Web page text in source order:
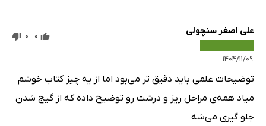
12-1- مفهوم پخش بار بهینه.
12-2- بارگذاری شبکه در نرم‌افزار.
فصل سیزدهم: قابلیت اطمینان
13-1- مفهوم قابلیت اطمینان 13-1-1- ارزیابی کفایت سیستم و
ارزیابی امنیت سیستم.
علی اصغر سنچولی
۱۴۰۴/۱۱/۰۹
0
0
توضیحات علمی باید دقیق تر می‌بود اما از یه چیز کتاب خوشم
میاد همه‌ی مراحل ریز و درشت رو توضیح داده که از گیج شدن
جلو گیری می‌شه